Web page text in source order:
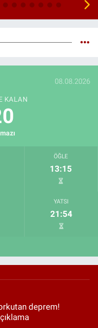
08.08.2026
KALAN
ÖĞLE
13:15
YATSI
21:54
deprem!